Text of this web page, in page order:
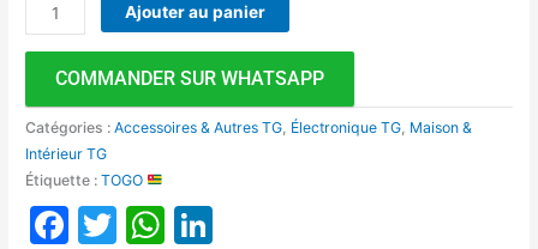
Ajouter au panier
COMMANDER SUR WHATSAPP
Catégories :Accessoires & Autres TG Électronique TG Maison &
Intérieur TG
Étiquette :TOGO
Facebook
TwitterWhatsApp